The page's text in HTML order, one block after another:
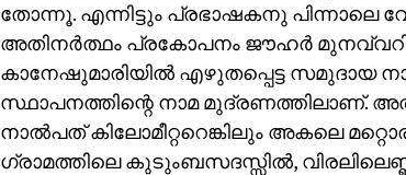
തോന്നൂ. എന്നിട്ടും പ്രഭാഷകനു പിന്നാലെ
അതിനര്‍ത്ഥം പ്രകോപനം ജൗഹര്‍
കാനേഷുമാരിയില്‍ എഴുതപ്പെട്ട സമുദായ
സ്ഥാപനത്തിന്റെ നാമ മുദ്രണത്തിലാണ്.
നാല്‍പത് കിലോമീറ്ററെങ്കിലും അകലെ
ഗ്രാമത്തിലെ കുടുംബസദസ്സില്‍,